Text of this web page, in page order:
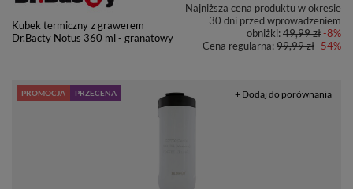
Kubek termiczny z grawerem
Dr.Bacty Notus 360 ml - granatowy
Najniższa cena produktu w okresie
30 dni przed wprowadzeniem
obniżki:49,99 zł-8%
Cena regularna:99,99 zł-54%
PROMOCJA PRZECENA + Dodaj do porównania